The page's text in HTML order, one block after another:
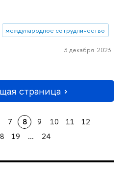
международное сотрудничество
3 декабря 2023
страница
7 8 9 10 11
12
19 ... 24